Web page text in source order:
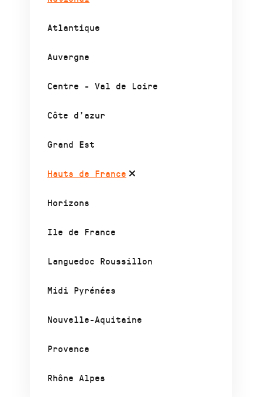
Atlantique
Auvergne
Centre - Val de Loire
Côte d’azur
Grand Est
Hauts de France
Horizons
Ile de France
Languedoc Roussillon
Midi Pyrénées
Nouvelle-Aquitaine
Provence
Rhône Alpes